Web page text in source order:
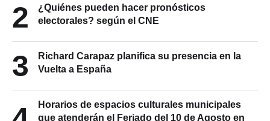
2
¿Quiénes pueden hacer pronósticos
electorales? según el CNE
3
Richard Carapaz planifica su presencia en la
Vuelta a España
Horarios de espacios culturales municipales
que atenderán el Feriado del 10 de Agosto en